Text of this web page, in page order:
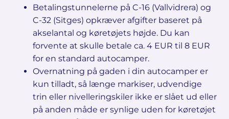
Betalingstunnelerne på C-16 (Vallvidrera) og
C-32 (Sitges) opkræver afgifter baseret på
akselantal og køretøjets højde. Du kan
forvente at skulle betale ca. 4 EUR til 8 EUR
for en standard autocamper.
Overnatning på gaden i din autocamper er
kun tilladt, så længe markiser, udvendige
trin eller nivelleringskiler ikke er slået ud eller
på anden måde er synlige uden for køretøjet